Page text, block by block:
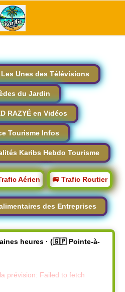
Les Unes des Télévisions
du Jardin
RAZYÉ en Vidéos
Tourisme Infos
Karibs Hebdo Tourisme
Aérien 🚐 Trafic Routier
des Entreprises
heures · (🇬🇵 Pointe-à-
prévision: Failed to fetch